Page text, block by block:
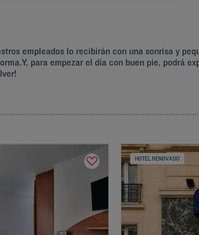
empleados lo recibirán con una sonrisa y
para empezar el día con buen pie, podrá
HOTEL RENOVADO